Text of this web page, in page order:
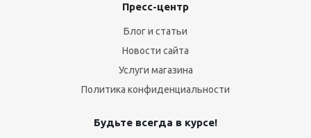
Пресс-центр
Блог и статьи
Новости сайта
Услуги магазина
Политика конфиденциальности
Будьте всегда в курсе!